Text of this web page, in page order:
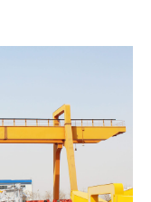
terdiri
sistem